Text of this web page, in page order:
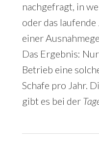
nachgefragt, in
oder das laufende
einer
Das Ergebnis:
Betrieb eine
Schafe pro Jahr.
gibt es bei der